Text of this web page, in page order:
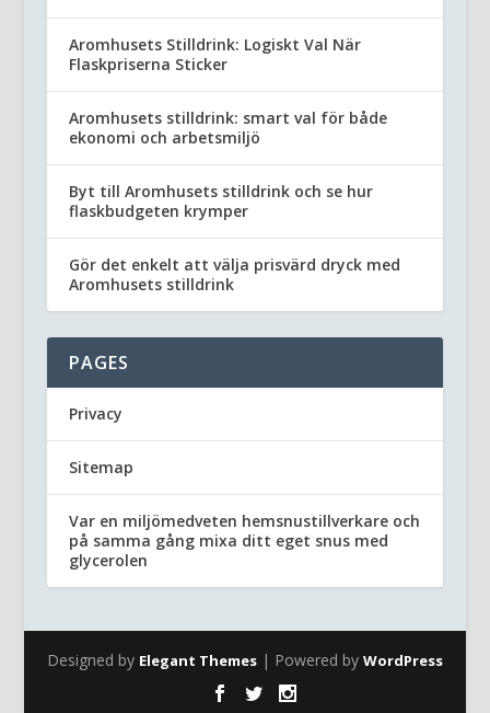
Aromhusets Stilldrink: Logiskt Val När
Flaskpriserna Sticker
Aromhusets stilldrink: smart val för både
ekonomi och arbetsmiljö
Byt till Aromhusets stilldrink och se hur
flaskbudgeten krymper
Gör det enkelt att välja prisvärd dryck med
Aromhusets stilldrink
PAGES
Privacy
Sitemap
Var en miljömedveten hemsnustillverkare och
på samma gång mixa ditt eget snus med
glycerolen
Designed by Elegant Themes| Powered by WordPress